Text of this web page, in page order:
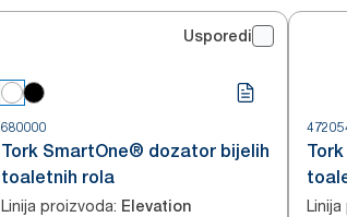
Usporedi
680000
Tork SmartOne® dozator bijelih
toaletnih rola
Linija proizvoda: Elevation